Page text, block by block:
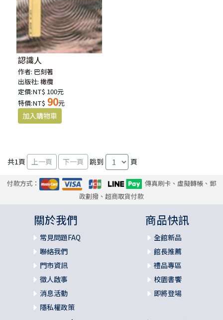
認識人
作者: 巴刻著
出版社:橄欖
定價:NT$ 100元
特價:NT$ 90元
共1頁 跳到 頁
付款方式：
傳真刷卡、虛擬轉帳、郵
政劃撥、超商取貨付款
關於我們
常見問題FAQ
聯絡我們
門市資訊
徵人啟事
消息活動
隱私權政策
商品快訊
全館新品
館長推薦
禮品專區
校園書饗
即將登場